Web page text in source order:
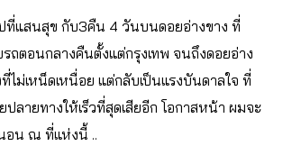
ที่แสนสุข กับ3คืน 4 วันบนดอยอ่างขาง ที่
ถตอนกลางคืนตั้งแต่กรุงเทพ จนถึงดอยอ่าง
ที่ไม่เหน็ดเหนื่อย แต่กลับเป็นแรงบันดาลใจ ที่
ปลายทางให้เร็วที่สุดเสียอีก โอกาสหน้า ผมจะ
อน ณ ที่แห่งนี้ ..